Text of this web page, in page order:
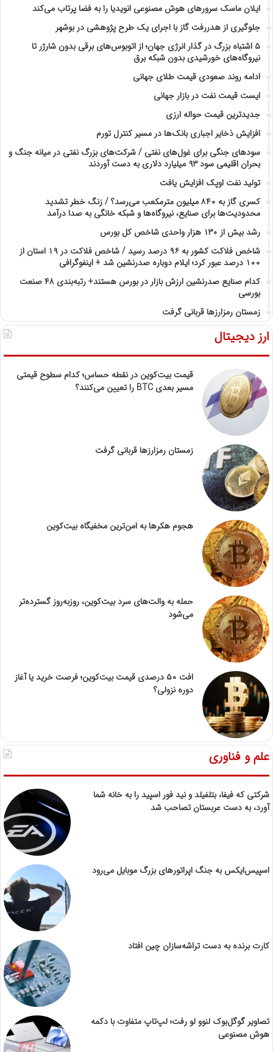
ایلان ماسک سرورهای هوش مصنوعی انویدیا را به فضا پرتاب می‌کند
جلوگیری از هدررفت گاز با اجرای یک طرح پژوهشی در بوشهر
۵ اشتباه بزرگ در گذار انرژی جهان؛ از اتوبوس‌های برقی بدون شارژر تا
نیروگاه‌های خورشیدی بدون شبکه برق
ادامه روند صعودی قیمت طلای جهانی
ایست قیمت نفت در بازار جهانی
جدیدترین قیمت حواله ارزی
افزایش ذخایر اجباری بانک‌ها در مسیر کنترل تورم
سودهای جنگی برای غول‌های نفتی / شرکت‌های بزرگ نفتی در میانه جنگ و
بحران اقلیمی سود ۹۳ میلیارد دلاری به دست آوردند
تولید نفت اوپک افزایش یافت
کسری گاز به ۸۴۰ میلیون مترمکعب می‌رسد؟ / زنگ خطر تشدید
محدودیت‌ها برای صنایع، نیروگاه‌ها و شبکه خانگی به صدا درآمد
رشد بیش از ۱۳۰ هزار واحدی شاخص کل بورس
شاخص فلاکت کشور به ۹۶ درصد رسید / شاخص فلاکت در ۱۹ استان از
۱۰۰ درصد عبور کرد؛ ایلام دوباره صدرنشین شد + اینفوگرافی
کدام صنایع صدرنشین‌ ارزش بازار در بورس هستند+ رتبه‌بندی ۴۸ صنعت
بورسی
زمستان رمزارزها قربانی گرفت
ارز دیجیتال
قیمت بیت‌کوین در نقطه حساس؛ کدام سطوح قیمتی
مسیر بعدی BTC را تعیین می‌کنند؟
زمستان رمزارزها قربانی گرفت
هجوم هکرها به امن‌ترین مخفیگاه بیت‌کوین
حمله به والت‌های سرد بیت‌کوین، روزبه‌روز گسترده‌تر
می‌شود
افت ۵۰ درصدی قیمت بیت‌کوین؛ فرصت خرید یا آغاز
دوره نزولی؟
علم و فناوری
شرکتی که فیفا، بتلفیلد و نید فور اسپید را به خانه شما
آورد، به دست عربستان تصاحب شد
اسپیس‌ایکس به جنگ اپراتورهای بزرگ موبایل می‌رود
کارت برنده به دست تراشه‌سازان چین افتاد
تصاویر گوگل‌بوک لنوو لو رفت؛ لپ‌تاپ متفاوت با دکمه
هوش مصنوعی